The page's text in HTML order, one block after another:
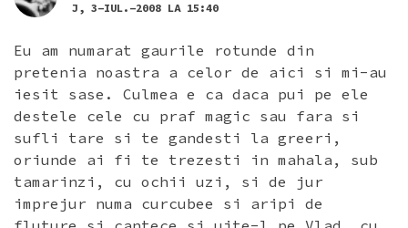
J, 3-IUL.-2008 LA 15:40
Eu am numarat gaurile rotunde din
pretenia noastra a celor de aici si mi-au
iesit sase. Culmea e ca daca pui pe ele
destele cele cu praf magic sau fara si
sufli tare si te gandesti la greeri,
oriunde ai fi te trezesti in mahala, sub
tamarinzi, cu ochii uzi, si de jur
imprejur numa curcubee si aripi de